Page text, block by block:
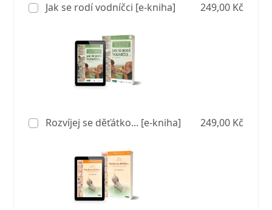
Jak se rodí vodníčci [e-kniha] 249,00 Kč
Rozvíjej se děťátko... [e-kniha] 249,00 Kč